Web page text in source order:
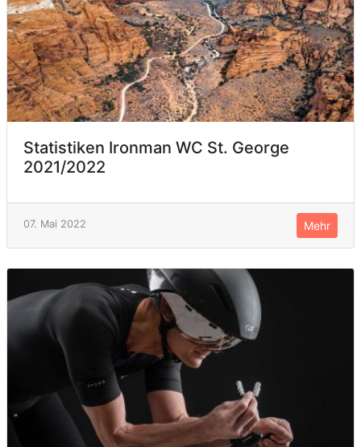
Statistiken Ironman WC St. George
2021/2022
07. Mai 2022 Mehr